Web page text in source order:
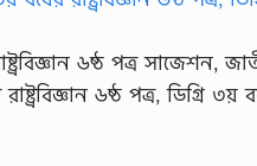
৬ষ্ঠ পত্র সাজেশন,
৬ষ্ঠ পত্র, ডিগ্রি ৩য়